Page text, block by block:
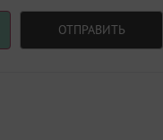
ОТПРАВИТЬ